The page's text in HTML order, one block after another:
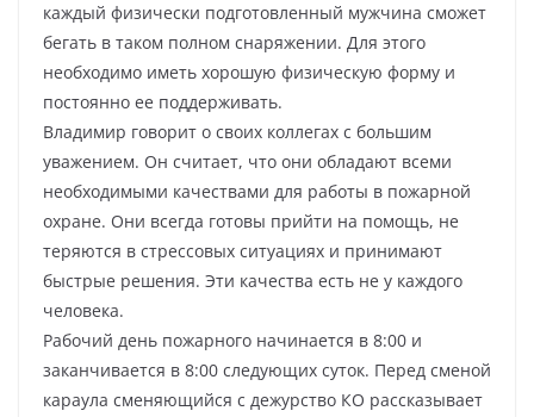
каждый физически подготовленный мужчина сможет
бегать в таком полном снаряжении. Для этого
необходимо иметь хорошую физическую форму и
постоянно ее поддерживать.
Владимир говорит о своих коллегах с большим
уважением. Он считает, что они обладают всеми
необходимыми качествами для работы в пожарной
охране. Они всегда готовы прийти на помощь, не
теряются в стрессовых ситуациях и принимают
быстрые решения. Эти качества есть не у каждого
человека.
Рабочий день пожарного начинается в 8:00 и
заканчивается в 8:00 следующих суток. Перед сменой
караула сменяющийся с дежурство КО рассказывает